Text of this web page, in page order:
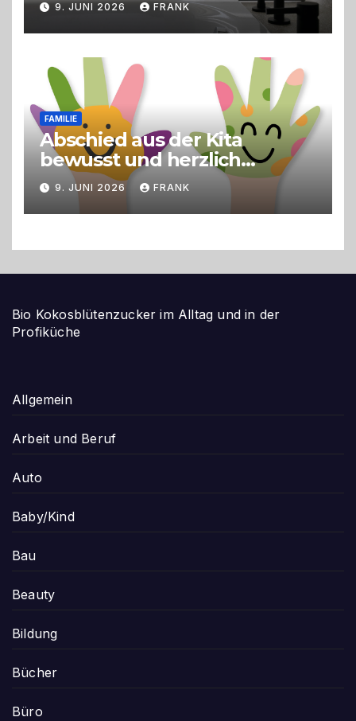
9. JUNI 2026 FRANK
FAMILIE
Abschied aus der Kita
bewusst und herzlich
gestalten
9. JUNI 2026 FRANK
Bio Kokosblütenzucker im Alltag und in der
Profiküche
Allgemein
Arbeit und Beruf
Auto
Baby/Kind
Bau
Beauty
Bildung
Bücher
Büro